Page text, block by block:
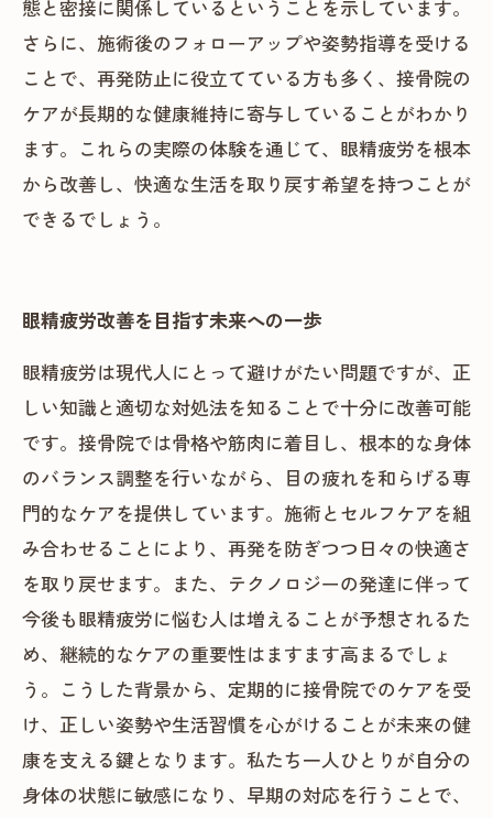
態と密接に関係しているということを示しています。
さらに、施術後のフォローアップや姿勢指導を受ける
ことで、再発防止に役立てている方も多く、接骨院の
ケアが長期的な健康維持に寄与していることがわかり
ます。これらの実際の体験を通じて、眼精疲労を根本
から改善し、快適な生活を取り戻す希望を持つことが
できるでしょう。
眼精疲労改善を目指す未来への一歩
眼精疲労は現代人にとって避けがたい問題ですが、正
しい知識と適切な対処法を知ることで十分に改善可能
です。接骨院では骨格や筋肉に着目し、根本的な身体
のバランス調整を行いながら、目の疲れを和らげる専
門的なケアを提供しています。施術とセルフケアを組
み合わせることにより、再発を防ぎつつ日々の快適さ
を取り戻せます。また、テクノロジーの発達に伴って
今後も眼精疲労に悩む人は増えることが予想されるた
め、継続的なケアの重要性はますます高まるでしょ
う。こうした背景から、定期的に接骨院でのケアを受
け、正しい姿勢や生活習慣を心がけることが未来の健
康を支える鍵となります。私たち一人ひとりが自分の
身体の状態に敏感になり、早期の対応を行うことで、